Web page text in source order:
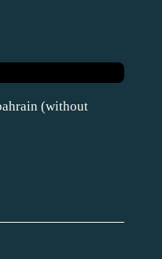
(without